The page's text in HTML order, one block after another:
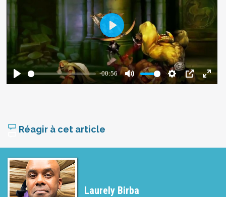
Réagir à cet article
Laurely Birba